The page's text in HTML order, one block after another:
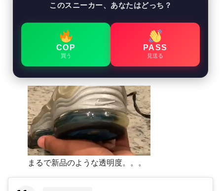
このスニーカー、あなたはどっち？
COP
買う
PASS
見送る
まるで新品のような透明度。。。